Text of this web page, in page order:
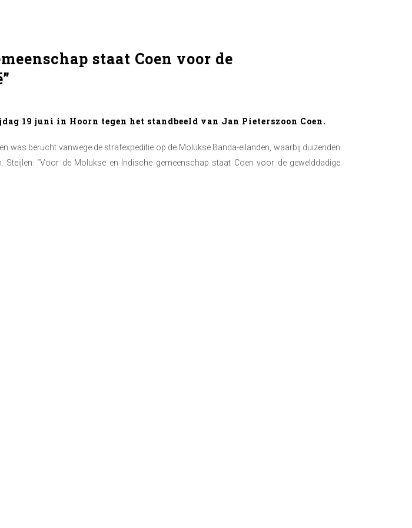
staat Coen voor de
19 juni in Hoorn tegen het standbeeld van Jan Pieterszoon Coen.
was berucht vanwege de strafexpeditie op de Molukse Banda-eilanden, waarbij duizenden
“Voor de Molukse en Indische gemeenschap staat Coen voor de gewelddadige